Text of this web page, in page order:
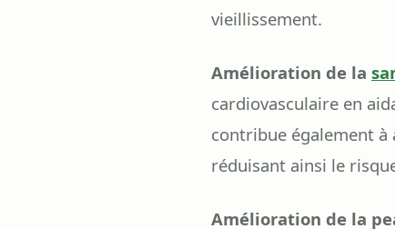
vieillissement.
Amélioration de la
cardiovasculaire en
contribue également à
réduisant ainsi le
Amélioration de la